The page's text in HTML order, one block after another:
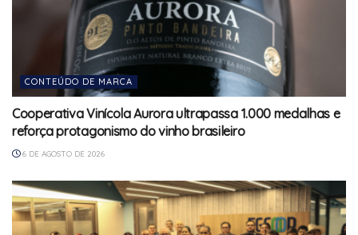
CONTEÚDO DE MARCA
Cooperativa Vinícola Aurora ultrapassa 1.000 medalhas e
reforça protagonismo do vinho brasileiro
6 DE AGOSTO DE 2026